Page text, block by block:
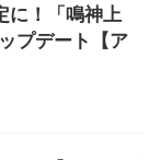
に！「鳴神上
プデート【ア